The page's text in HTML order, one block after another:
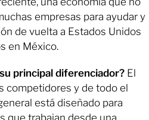
empresas para ayudar y
de vuelta a Estados Unidos
en México.
principal diferenciador? El
competidores y de todo el
está diseñado para
que trabajan desde una